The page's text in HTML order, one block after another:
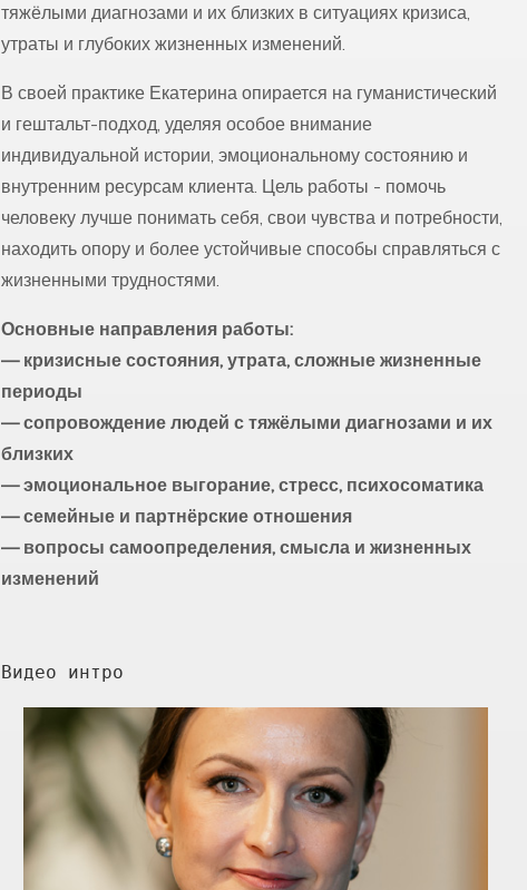
тяжёлыми диагнозами и их близких в ситуациях кризиса,
утраты и глубоких жизненных изменений.
В своей практике Екатерина опирается на гуманистический
и гештальт-подход, уделяя особое внимание
индивидуальной истории, эмоциональному состоянию и
внутренним ресурсам клиента. Цель работы - помочь
человеку лучше понимать себя, свои чувства и потребности,
находить опору и более устойчивые способы справляться с
жизненными трудностями.
Основные направления работы:
— кризисные состояния, утрата, сложные жизненные
периоды
— сопровождение людей с тяжёлыми диагнозами и их
близких
— эмоциональное выгорание, стресс, психосоматика
— семейные и партнёрские отношения
— вопросы самоопределения, смысла и жизненных
изменений
Видео интро